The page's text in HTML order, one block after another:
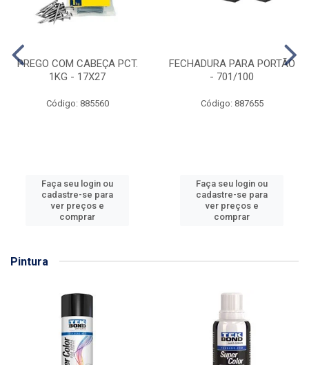
PREGO COM CABEÇA PCT.
1KG - 17X27
Código: 885560
Faça seu login ou
cadastre-se para
ver preços e
comprar
FECHADURA PARA PORTÃO
- 701/100
Código: 887655
Faça seu login ou
cadastre-se para
ver preços e
comprar
Pintura